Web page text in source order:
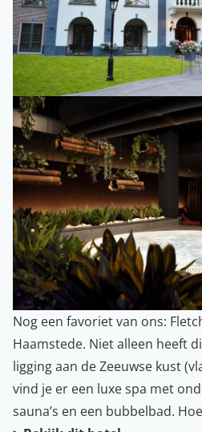
Nog een favoriet van ons:
Haamstede. Niet alleen heeft
ligging aan de Zeeuwse kust
vind je er een luxe spa met
sauna’s en een bubbelbad.